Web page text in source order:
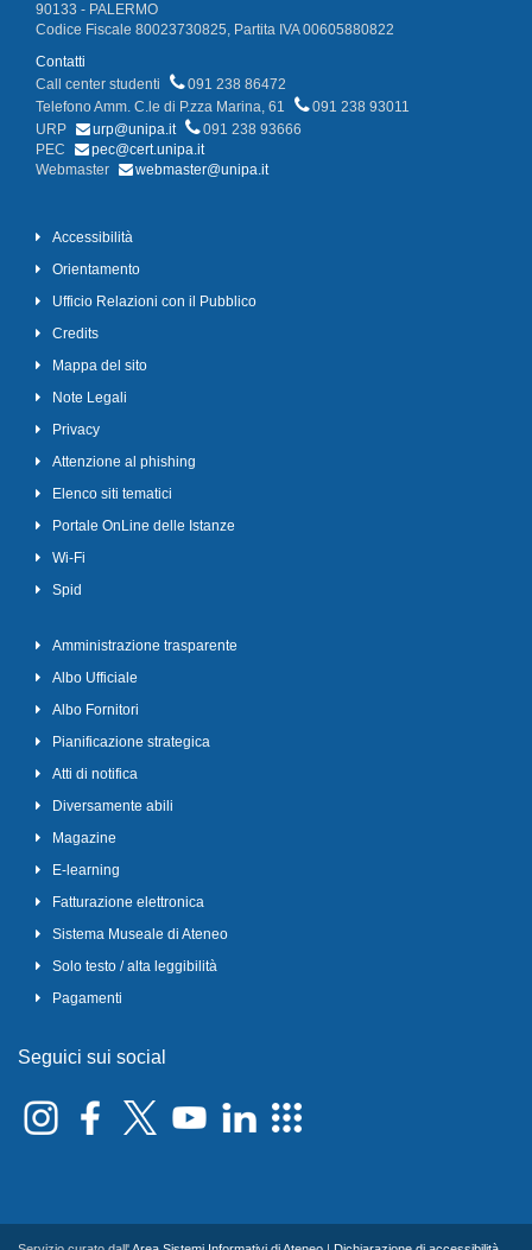
90133 - PALERMO
Codice Fiscale 80023730825, Partita IVA 00605880822
Contatti
Call center studenti
091 238 86472
Telefono Amm. C.le di P.zza Marina, 61
091 238 93011
URP
urp@unipa.it
091 238 93666
PEC
pec@cert.unipa.it
Webmaster
webmaster@unipa.it
Accessibilità
Orientamento
Ufficio Relazioni con il Pubblico
Credits
Mappa del sito
Note Legali
Privacy
Attenzione al phishing
Elenco siti tematici
Portale OnLine delle Istanze
Wi-Fi
Spid
Amministrazione trasparente
Albo Ufficiale
Albo Fornitori
Pianificazione strategica
Atti di notifica
Diversamente abili
Magazine
E-learning
Fatturazione elettronica
Sistema Museale di Ateneo
Solo testo / alta leggibilità
Pagamenti
Seguici sui social